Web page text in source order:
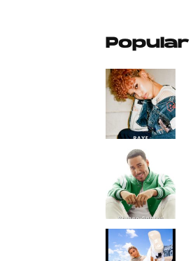
Popular